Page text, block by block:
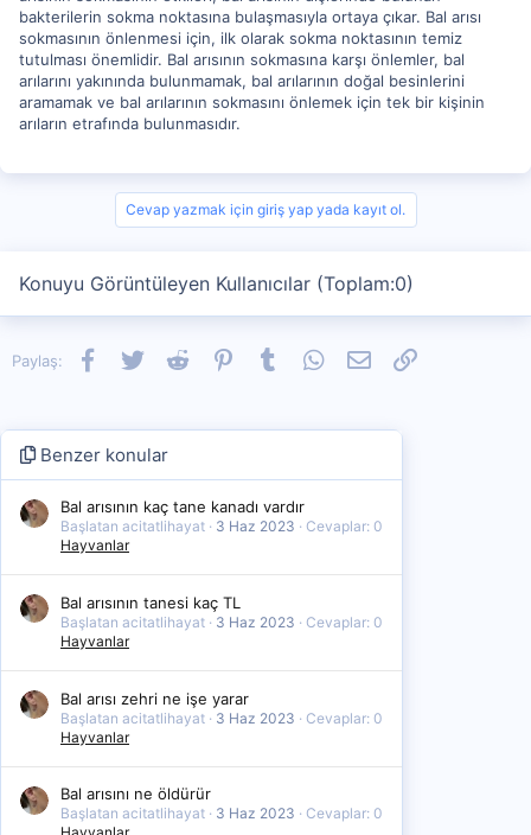
bakterilerin sokma noktasına bulaşmasıyla ortaya çıkar. Bal arısı
sokmasının önlenmesi için, ilk olarak sokma noktasının temiz
tutulması önemlidir. Bal arısının sokmasına karşı önlemler, bal
arılarını yakınında bulunmamak, bal arılarının doğal besinlerini
aramamak ve bal arılarının sokmasını önlemek için tek bir kişinin
arıların etrafında bulunmasıdır.
Cevap yazmak için giriş yap yada kayıt ol.
Konuyu Görüntüleyen Kullanıcılar (Toplam:0)
Paylaş: Facebook
TwitterReddit PinterestTumblrWhatsApp
E-postaLink
Benzer konular
Bal arısının kaç tane kanadı vardır
Başlatan acitatlihayat 3 Haz 2023
Cevaplar: 0
Hayvanlar
Bal arısının tanesi kaç TL
Başlatan acitatlihayat 3 Haz 2023
Cevaplar: 0
Hayvanlar
Bal arısı zehri ne işe yarar
Başlatan acitatlihayat 3 Haz 2023
Cevaplar: 0
Hayvanlar
Bal arısını ne öldürür
Başlatan acitatlihayat 3 Haz 2023
Cevaplar: 0